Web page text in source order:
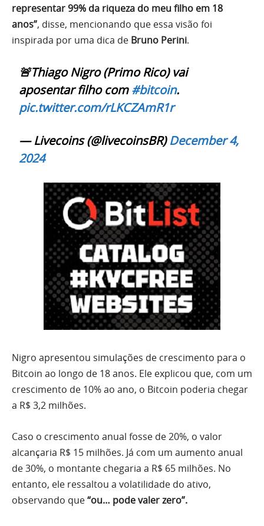
representar 99% da riqueza do meu filho em 18
anos”, disse, mencionando que essa visão foi
inspirada por uma dica de Bruno Perini.
🚨Thiago Nigro (Primo Rico) vai
aposentar filho com#bitcoin.
pic.twitter.com/rLKCZAmR1r
— Livecoins (@livecoinsBR)December 4,
2024
Nigro apresentou simulações de crescimento para o
Bitcoin ao longo de 18 anos. Ele explicou que, com um
crescimento de 10% ao ano, o Bitcoin poderia chegar
a R$ 3,2 milhões.
Caso o crescimento anual fosse de 20%, o valor
alcançaria R$ 15 milhões. Já com um aumento anual
de 30%, o montante chegaria a R$ 65 milhões. No
entanto, ele ressaltou a volatilidade do ativo,
observando que“ou… pode valer zero”.